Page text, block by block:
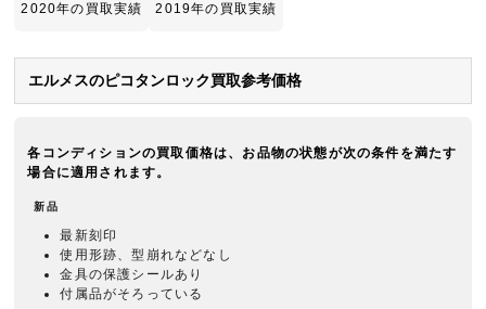
2020年の買取実績 2019年の買取実績
エルメスのピコタンロック買取参考価格
各コンディションの買取価格は、お品物の状態が次の条件を満たす
場合に適用されます。
新品
最新刻印
使用形跡、型崩れなどなし
金具の保護シールあり
付属品がそろっている